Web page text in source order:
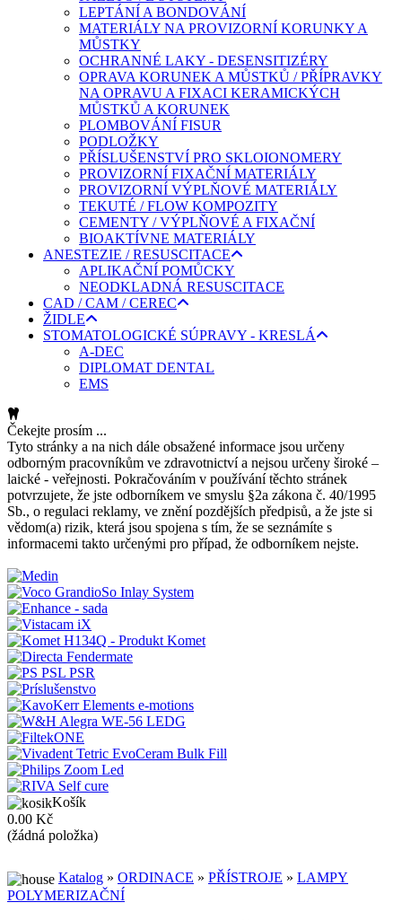
LEPTÁNÍ A BONDOVÁNÍ
MATERIÁLY NA PROVIZORNÍ KORUNKY A
MŮSTKY
OCHRANNÉ LAKY - DESENSITIZÉRY
OPRAVA KORUNEK A MŮSTKŮ / PŘÍPRAVKY
NA OPRAVU A FIXACI KERAMICKÝCH
MŮSTKŮ A KORUNEK
PLOMBOVÁNÍ FISUR
PODLOŽKY
PŘÍSLUŠENSTVÍ PRO SKLOIONOMERY
PROVIZORNÍ FIXAČNÍ MATERIÁLY
PROVIZORNÍ VÝPLŇOVÉ MATERIÁLY
TEKUTÉ / FLOW KOMPOZITY
CEMENTY / VÝPLŇOVÉ A FIXAČNÍ
BIOAKTÍVNE MATERIÁLY
ANESTEZIE / RESUSCITACE
APLIKAČNÍ POMŮCKY
NEODKLADNÁ RESUSCITACE
CAD / CAM / CEREC
ŽIDLE
STOMATOLOGICKÉ SÚPRAVY - KRESLÁ
A-DEC
DIPLOMAT DENTAL
EMS
Čekejte prosím ...
Tyto stránky a na nich dále obsažené informace jsou určeny
odborným pracovníkům ve zdravotnictví a nejsou určeny široké –
laické - veřejnosti. Pokračováním v používání těchto stránek
potvrzujete, že jste odborníkem ve smyslu §2a zákona č. 40/1995
Sb., o regulaci reklamy, ve znění pozdějších předpisů, a že jste si
vědom(a) rizik, která jsou spojena s tím, že se seznámíte s
informacemi takto určenými pro případ, že odborníkem nejste.
Košík
0.00 Kč
(žádná položka)
Katalog » ORDINACE » PŘÍSTROJE » LAMPY
POLYMERIZAČNÍ